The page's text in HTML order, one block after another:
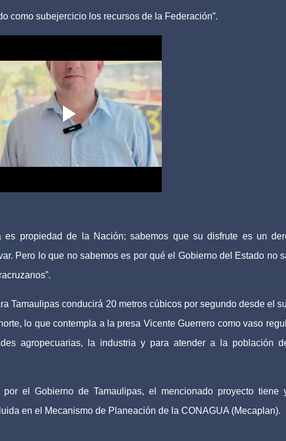
como subejercicio los recursos de la Federación”.
propiedad de la Nación; sabemos que su disfrute es un
Pero lo que no sabemos es por qué el Gobierno del Estado no
Tamaulipas conducirá 20 metros cúbicos por segundo desde el
lo que contempla a la presa Vicente Guerrero como vaso
agropecuarias, la industria y para atender a la población
el Gobierno de Tamaulipas, el mencionado proyecto tiene
en el Mecanismo de Planeación de la CONAGUA (Mecaplan).